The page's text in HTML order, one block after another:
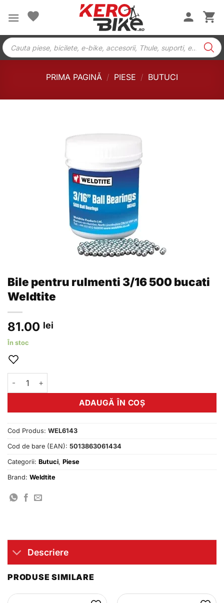
Products
search
PRIMA PAGINĂ / PIESE / BUTUCI
Bile pentru rulmenti 3/16 500 bucati
Weldtite
81.00 lei
În stoc
Cantitate Bile pentru rulmenti 3/16 500 bucati Weldtite
ADAUGĂ ÎN COȘ
Cod Produs: WEL6143
Cod de bare (EAN): 5013863061434
Categorii: Butuci, Piese
Brand: Weldtite
Descriere
PRODUSE SIMILARE